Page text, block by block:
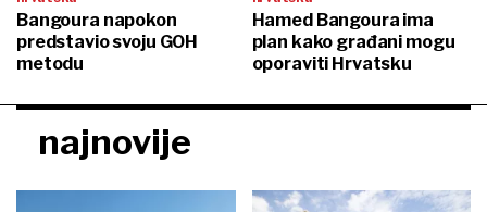
Bangoura napokon
predstavio svoju GOH
metodu
Hamed Bangoura ima
plan kako građani mogu
oporaviti Hrvatsku
najnovije